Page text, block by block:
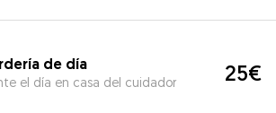
de día
el día en casa del cuidador 25€